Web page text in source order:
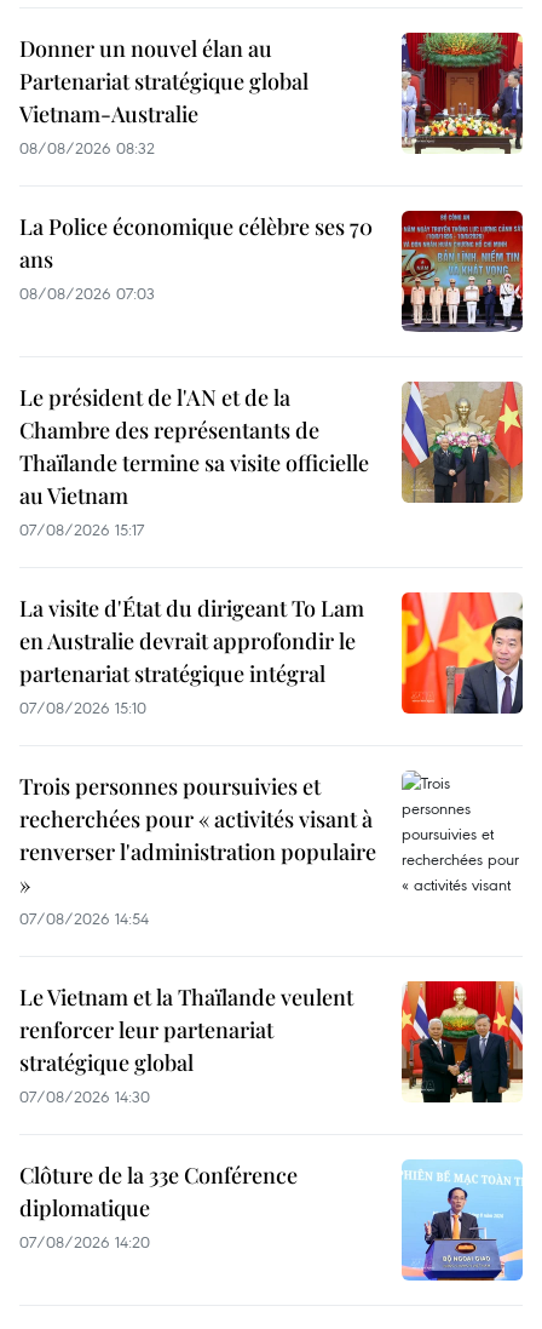
Donner un nouvel élan au
Partenariat stratégique global
Vietnam-Australie
08/08/2026 08:32
La Police économique célèbre ses 70
ans
08/08/2026 07:03
Le président de l'AN et de la
Chambre des représentants de
Thaïlande termine sa visite officielle
au Vietnam
07/08/2026 15:17
La visite d'État du dirigeant To Lam
en Australie devrait approfondir le
partenariat stratégique intégral
07/08/2026 15:10
Trois personnes poursuivies et
recherchées pour « activités visant à
renverser l'administration populaire
»
07/08/2026 14:54
Le Vietnam et la Thaïlande veulent
renforcer leur partenariat
stratégique global
07/08/2026 14:30
Clôture de la 33e Conférence
diplomatique
07/08/2026 14:20